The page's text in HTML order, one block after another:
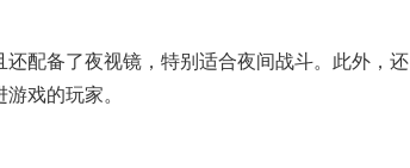
配备了夜视镜，特别适合夜间战斗。此外，还
戏的玩家。